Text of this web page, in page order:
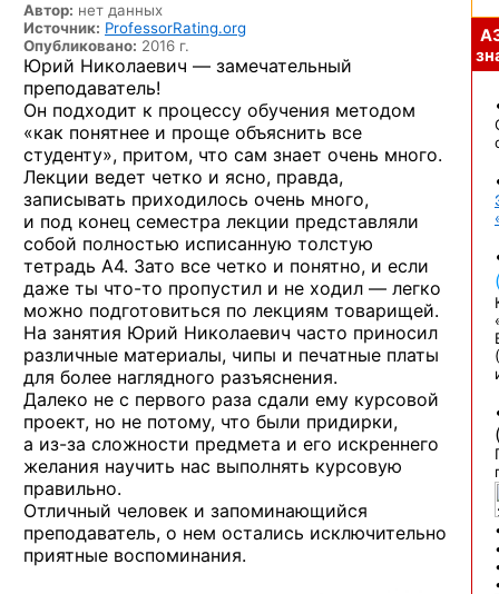
Автор: нет данных
Источник: ProfessorRating.org
Опубликовано: 2016 г.
Юрий Николаевич — замечательный
преподаватель!
Он подходит к процессу обучения методом
«как понятнее и проще объяснить все
студенту», притом, что сам знает очень много.
Лекции ведет четко и ясно, правда,
записывать приходилось очень много,
и под конец семестра лекции представляли
собой полностью исписанную толстую
тетрадь А4. Зато все четко и понятно, и если
даже ты что-то пропустил и не ходил — легко
можно подготовиться по лекциям товарищей.
На занятия Юрий Николаевич часто приносил
различные материалы, чипы и печатные платы
для более наглядного разъяснения.
Далеко не с первого раза сдали ему курсовой
проект, но не потому, что были придирки,
а из-за сложности предмета и его искреннего
желания научить нас выполнять курсовую
правильно.
Отличный человек и запоминающийся
преподаватель, о нем остались исключительно
приятные воспоминания.
(